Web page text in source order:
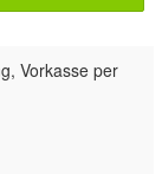
Vorkasse per